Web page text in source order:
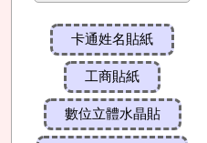
卡通姓名貼紙
工商貼紙
數位立體水晶貼